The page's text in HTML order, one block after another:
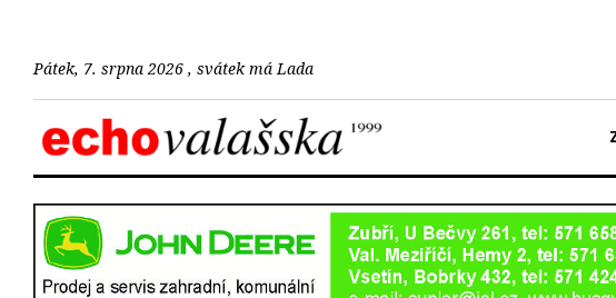
Pátek, 7. srpna 2026 , svátek má Lada